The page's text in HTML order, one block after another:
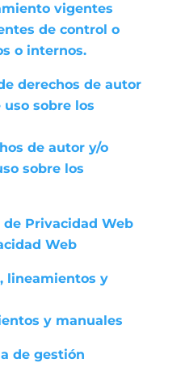
vigentes
de control o
o internos.
derechos de autor
sobre los
de autor y/o
sobre los
de Privacidad Web
Web
lineamientos y
y manuales
de gestión